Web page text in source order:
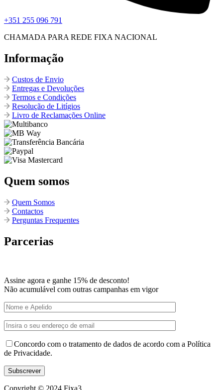
+351 255 096 791
CHAMADA PARA REDE FIXA NACIONAL
Informação
Custos de Envio
Entregas e Devoluções
Termos e Condições
Resolução de Litígios
Livro de Reclamações Online
Quem somos
Quem Somos
Contactos
Perguntas Frequentes
Parcerias
Assine agora e ganhe 15% de desconto!
Não acumulável com outras campanhas em vigor
Concordo com o tratamento de dados de acordo com a Política
de Privacidade.
Copyright © 2024 Fixa3